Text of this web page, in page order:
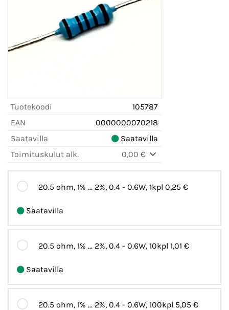
Tuotekoodi
105787
EAN
0000000070218
Saatavilla
Saatavilla
Toimituskulut alk.
0,00 €
20.5 ohm, 1% ... 2%, 0.4 - 0.6W, 1kpl 0,25 €
Saatavilla
20.5 ohm, 1% ... 2%, 0.4 - 0.6W, 10kpl 1,01 €
Saatavilla
20.5 ohm, 1% ... 2%, 0.4 - 0.6W, 100kpl 5,05 €